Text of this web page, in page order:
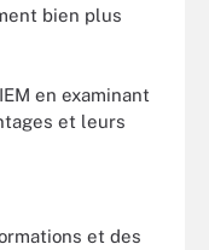
bien plus
en examinant
et leurs
et des